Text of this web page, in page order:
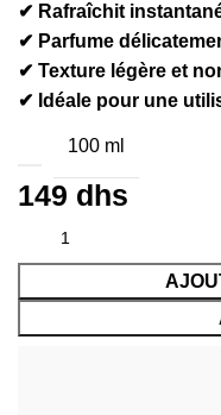
✔ Rafraîchit
✔ Parfume
✔ Texture légère et
✔ Idéale pour une
100 ml
149 dhs